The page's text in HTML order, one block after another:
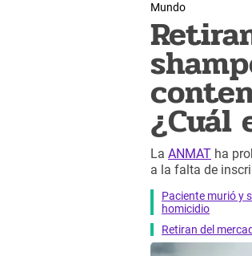
Mundo
¿Cuál
La ANMAT ha
a la falta de
Paciente murió y
homicidio
Retiran del